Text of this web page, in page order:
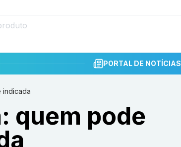
PORTAL DE NOTÍCIAS
indicada
quem pode